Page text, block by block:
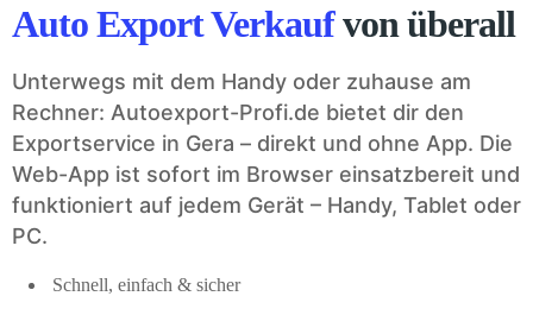
Auto Export Verkaufvon überall
Unterwegs mit dem Handy oder zuhause am
Rechner: Autoexport-Profi.de bietet dir den
Exportservice in Gera – direkt und ohne App. Die
Web-App ist sofort im Browser einsatzbereit und
funktioniert auf jedem Gerät – Handy, Tablet oder
PC.
Schnell, einfach & sicher